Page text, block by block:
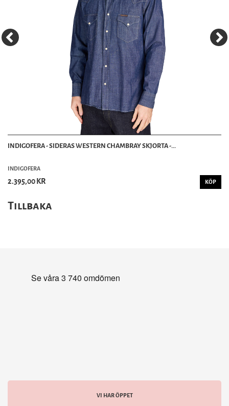
INDIGOFERA - SIDERAS WESTERN CHAMBRAY SKJORTA -...
INDIGOFERA
2.395,00 KR KÖP
Tillbaka
VI HAR ÖPPET